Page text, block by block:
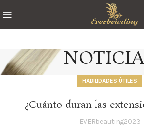
HABILIDADES ÚTILES
¿Cuánto duran las
EVERbeauting2023